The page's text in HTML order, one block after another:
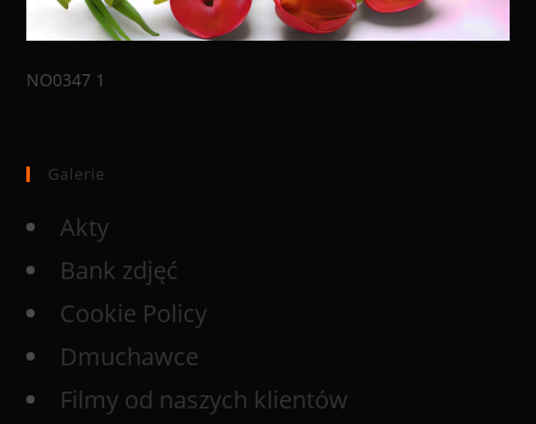
NO0347 1
Galerie
Akty
Bank zdjęć
Cookie Policy
Dmuchawce
Filmy od naszych klientów